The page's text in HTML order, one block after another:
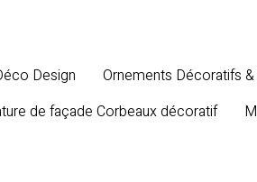
Design Ornements Décoratifs
de façade Corbeaux décoratif